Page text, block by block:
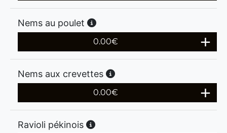
Nems au poulet
0.00€
Nems aux crevettes
0.00€
Ravioli pékinois